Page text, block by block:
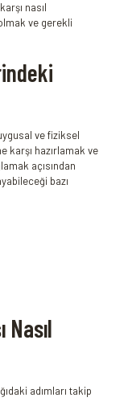
nasıl
ve gerekli
ve fiziksel
karşı hazırlamak ve
açısından
bazı
Nasıl
adımları takip